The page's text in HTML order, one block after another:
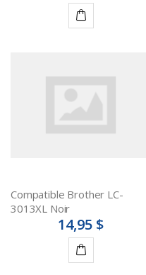
Compatible Brother LC-
3013XL Noir
14,95 $